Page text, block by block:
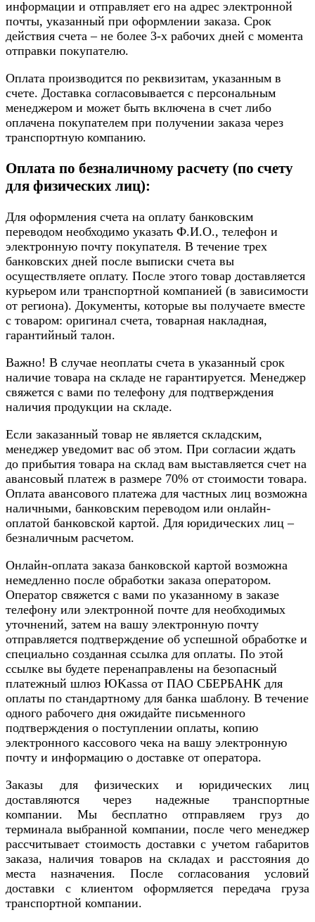
информации и отправляет его на адрес электронной
почты, указанный при оформлении заказа. Срок
действия счета – не более 3-х рабочих дней с момента
отправки покупателю.
Оплата производится по реквизитам, указанным в
счете. Доставка согласовывается с персональным
менеджером и может быть включена в счет либо
оплачена покупателем при получении заказа через
транспортную компанию.
Оплата по безналичному расчету (по счету
для физических лиц):
Для оформления счета на оплату банковским
переводом необходимо указать Ф.И.О., телефон и
электронную почту покупателя. В течение трех
банковских дней после выписки счета вы
осуществляете оплату. После этого товар доставляется
курьером или транспортной компанией (в зависимости
от региона). Документы, которые вы получаете вместе
с товаром: оригинал счета, товарная накладная,
гарантийный талон.
Важно! В случае неоплаты счета в указанный срок
наличие товара на складе не гарантируется. Менеджер
свяжется с вами по телефону для подтверждения
наличия продукции на складе.
Если заказанный товар не является складским,
менеджер уведомит вас об этом. При согласии ждать
до прибытия товара на склад вам выставляется счет на
авансовый платеж в размере 70% от стоимости товара.
Оплата авансового платежа для частных лиц возможна
наличными, банковским переводом или онлайн-
оплатой банковской картой. Для юридических лиц –
безналичным расчетом.
Онлайн-оплата заказа банковской картой возможна
немедленно после обработки заказа оператором.
Оператор свяжется с вами по указанному в заказе
телефону или электронной почте для необходимых
уточнений, затем на вашу электронную почту
отправляется подтверждение об успешной обработке и
специально созданная ссылка для оплаты. По этой
ссылке вы будете перенаправлены на безопасный
платежный шлюз ЮKassa от ПАО СБЕРБАНК для
оплаты по стандартному для банка шаблону. В течение
одного рабочего дня ожидайте письменного
подтверждения о поступлении оплаты, копию
электронного кассового чека на вашу электронную
почту и информацию о доставке от оператора.
Заказы для физических и юридических лиц
доставляются через надежные транспортные
компании. Мы бесплатно отправляем груз до
терминала выбранной компании, после чего менеджер
рассчитывает стоимость доставки с учетом габаритов
заказа, наличия товаров на складах и расстояния до
места назначения. После согласования условий
доставки с клиентом оформляется передача груза
транспортной компании.